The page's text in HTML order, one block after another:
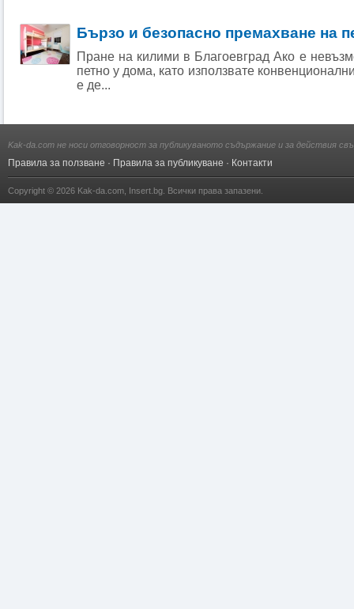
Бързо и безопасно премахване на
Пране на килими в Благоевград Ако е
петно у дома, като използвате
е де...
Kak-da.com не носи отговорност за публикуваното съдържание и за действия
Правила за ползване · Правила за публикуване · Контакти
Copyright © 2026 Kak-da.com Insert.bg . Всички права запазени.